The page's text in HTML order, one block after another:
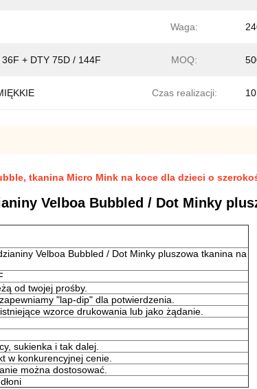
Waga:
+ DTY 75D / 144F MOQ:
Czas realizacji:
tkanina Micro Mink na koce dla dzieci o
Velboa Bubbled / Dot Minky
Velboa Bubbled / Dot Minky pluszowa tkanina na
od twojej prośby.
"lap-dip" dla potwierdzenia.
wzorce drukowania lub jako żądanie.
sukienka i tak dalej.
w konkurencyjnej cenie.
można dostosować.